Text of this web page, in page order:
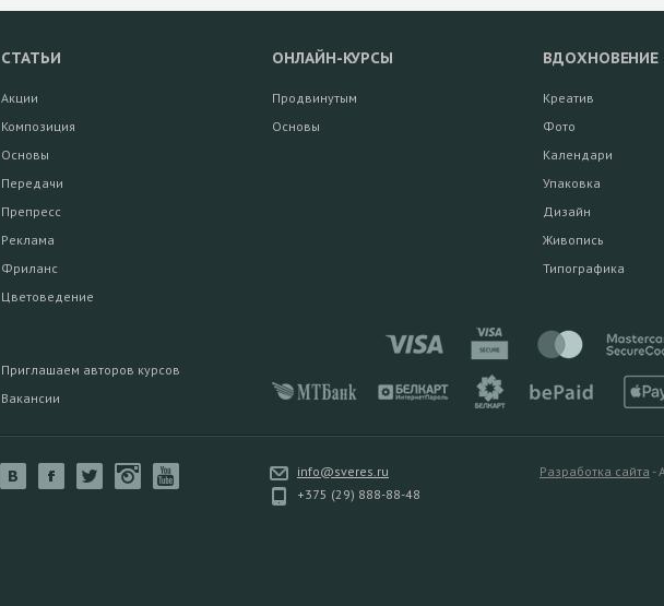
СТАТЬИ
Акции
Композиция
Основы
Передачи
Препресс
Реклама
Фриланс
Цветоведение
ОНЛАЙН-КУРСЫ
Продвинутым
Основы
ВДОХНОВЕНИЕ
Креатив
Фото
Календари
Упаковка
Дизайн
Живопись
Типографика
Приглашаем авторов курсов
Вакансии
info@sveres.ru
+375 (29) 888-88-48
Разработка сайта -